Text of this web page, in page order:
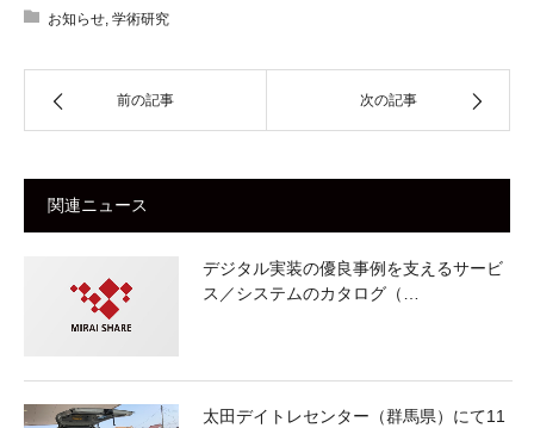
お知らせ 学術研究
前の記事 次の記事
関連ニュース
デジタル実装の優良事例を支えるサービ
ス／システムのカタログ（…
太田デイトレセンター（群馬県）にて11